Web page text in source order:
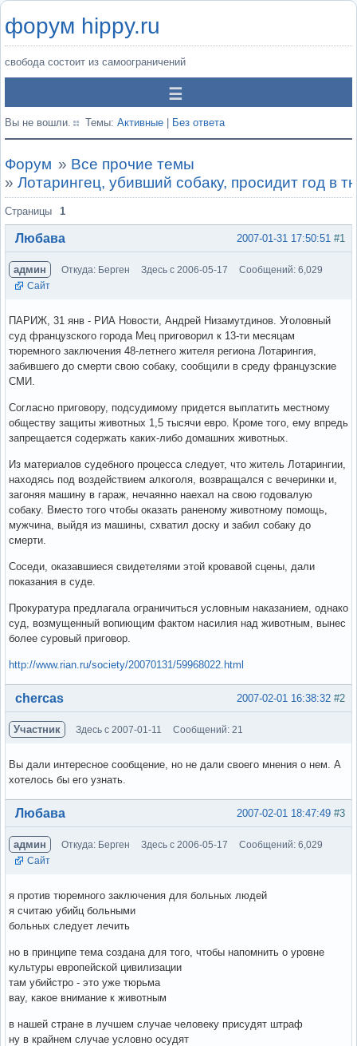
форум hippy.ru
свобода состоит из самоограничений
Вы не вошли. Темы: Активные Без ответа
Форум » Все прочие темы
» Лотарингец, убивший собаку, просидит год в
Страницы 1
#1
2007-01-31 17:50:51
Любава
админ Откуда: Берген Здесь с 2006-05-17
Сообщений: 6,029
Сайт
ПАРИЖ, 31 янв - РИА Новости, Андрей Низамутдинов. Уголовный
суд французского города Мец приговорил к 13-ти месяцам
тюремного заключения 48-летнего жителя региона Лотарингия,
забившего до смерти свою собаку, сообщили в среду французские
СМИ.
Согласно приговору, подсудимому придется выплатить местному
обществу защиты животных 1,5 тысячи евро. Кроме того, ему впредь
запрещается содержать каких-либо домашних животных.
Из материалов судебного процесса следует, что житель Лотарингии,
находясь под воздействием алкоголя, возвращался с вечеринки и,
загоняя машину в гараж, нечаянно наехал на свою годовалую
собаку. Вместо того чтобы оказать раненому животному помощь,
мужчина, выйдя из машины, схватил доску и забил собаку до
смерти.
Соседи, оказавшиеся свидетелями этой кровавой сцены, дали
показания в суде.
Прокуратура предлагала ограничиться условным наказанием, однако
суд, возмущенный вопиющим фактом насилия над животным, вынес
более суровый приговор.
http://www.rian.ru/society/20070131/59968022.html
Вне форума #2
2007-02-01 16:38:32
chercas
Участник Здесь с 2007-01-11 Сообщений: 21
Вы дали интересное сообщение, но не дали своего мнения о нем. А
хотелось бы его узнать.
Вне форума #3
2007-02-01 18:47:49
Любава
админ Откуда: Берген Здесь с 2006-05-17
Сообщений: 6,029
Сайт
я против тюремного заключения для больных людей
я считаю убийц больными
больных следует лечить
но в принципе тема создана для того, чтобы напомнить о уровне
культуры европейской цивилизации
там убийстро - это уже тюрьма
вау, какое внимание к животным
в нашей стране в лучшем случае человеку присудят штраф
ну в крайнем случае условно осудят